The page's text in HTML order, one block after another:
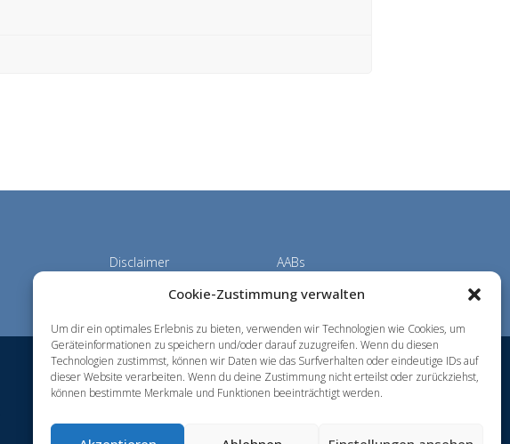
Cookie-Zustimmung verwalten
Um dir ein optimales Erlebnis zu bieten, verwenden wir Technologien wie Cookies, um
Geräteinformationen zu speichern und/oder darauf zuzugreifen. Wenn du diesen
Technologien zustimmst, können wir Daten wie das Surfverhalten oder eindeutige IDs auf
dieser Website verarbeiten. Wenn du deine Zustimmung nicht erteilst oder zurückziehst,
können bestimmte Merkmale und Funktionen beeinträchtigt werden.
Disclaimer
AABs